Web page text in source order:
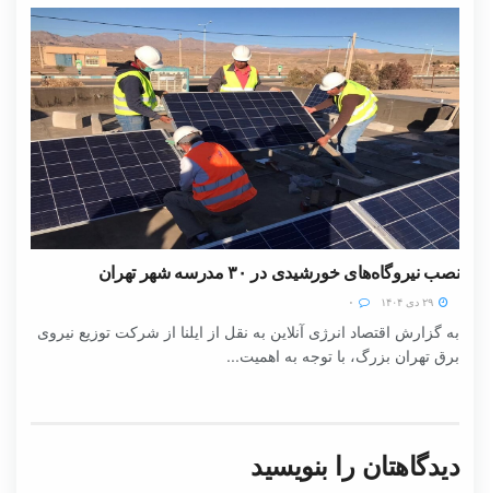
نصب نیروگاه‌های خورشیدی در ۳۰ مدرسه شهر تهران
به گزارش اقتصاد انرژی آنلاین به نقل از ایلنا از شرکت توزیع نیروی
برق تهران بزرگ، با توجه به اهمیت...
دیدگاهتان را بنویسید